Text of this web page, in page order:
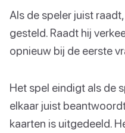
Als de speler juist
gesteld. Raadt hij
opnieuw bij de eerste
Het spel eindigt als de
elkaar juist
kaarten is uitgedeeld.